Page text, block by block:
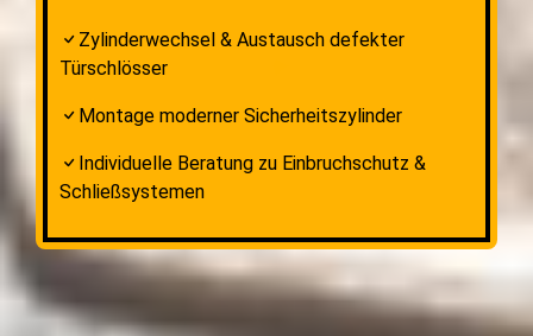
Zylinderwechsel & Austausch defekter
Türschlösser
Montage moderner Sicherheitszylinder
Individuelle Beratung zu Einbruchschutz &
Schließsystemen